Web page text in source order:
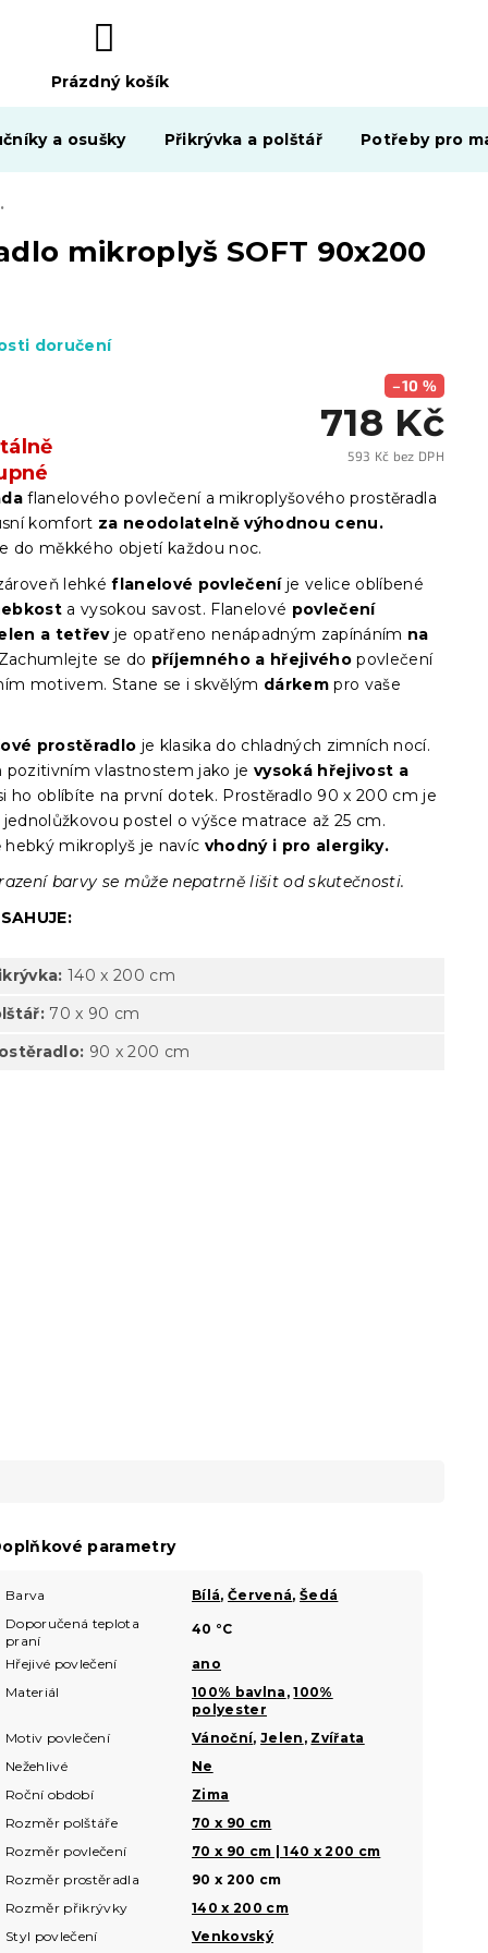
NÁKUPNÍ
KOŠÍK
Prázdný košík
a osušky Přikrývka a polštář Potřeby pro
cm tmavě šedé
mikroplyš SOFT 90x200
–10 %
718 Kč
593 Kč bez DPH
doručení
flanelového povlečení a mikroplyšového prostěradla
komfort za neodolatelně výhodnou cenu.
do měkkého objetí každou noc.
lehkéflanelové povlečeníje velice oblíbené
a vysokou savost. Flanelové povlečení
a tetřevje opatřeno nenápadným zapínáním na
se do příjemného a hřejivéhopovlečení
motivem. Stane se i skvělým dárkem pro vaše
prostěradlo je klasika do chladných zimních nocí.
pozitivním vlastnostem jako jevysoká hřejivost a
ho oblíbíte na první dotek. Prostěradlo 90 x 200 cm je
postel o výšce matrace až 25 cm.
hebký mikroplyš je navíc vhodný i pro alergiky.
barvy se může nepatrně lišit od skutečnosti.
140 x 200 cm
70 x 90 cm
90 x 200 cm
parametry
Barva Bílá,Červená,Šedá
Doporučená teplota
praní
40 °C
Hřejivé povlečení
ano
Materiál
100% bavlna ,100%
polyester
Motiv povlečení
Vánoční,Jelen , Zvířata
Nežehlivé
Ne
Roční období
Zima
Rozměr polštáře
70 x 90 cm
Rozměr povlečení
70 x 90 cm | 140 x 200 cm
Rozměr prostěradla
90 x 200 cm
Rozměr přikrývky
140 x 200 cm
Styl povlečení
Venkovský